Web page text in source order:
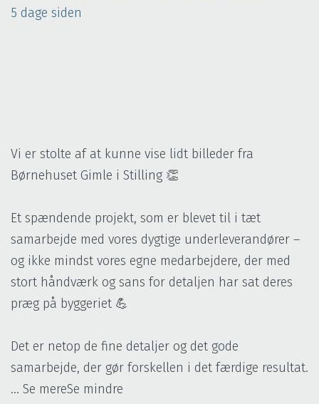
5 dage siden
Vi er stolte af at kunne vise lidt billeder fra
Børnehuset Gimle i Stilling 👏
Et spændende projekt, som er blevet til i tæt
samarbejde med vores dygtige underleverandører –
og ikke mindst vores egne medarbejdere, der med
stort håndværk og sans for detaljen har sat deres
præg på byggeriet 💪
Det er netop de fine detaljer og det gode
samarbejde, der gør forskellen i det færdige resultat.
... Se mereSe mindre